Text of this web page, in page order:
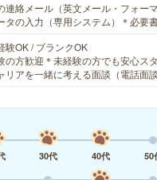
連絡メール（英文メール・フォー
タの入力（専用システム）＊必要
験OK / ブランクOK
の方歓迎＊未経験の方でも安心ス
リアを一緒に考える面談（電話面
30代 40代 50